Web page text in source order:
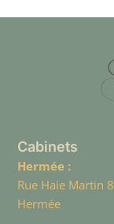
Cabinets
Hermée :
Rue Haie Martin
Hermée